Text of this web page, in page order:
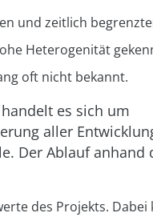
und zeitlich
Heterogenität
oft nicht bekannt.
es sich um
aller
Der Ablauf anhand
des Projekts. Dabei